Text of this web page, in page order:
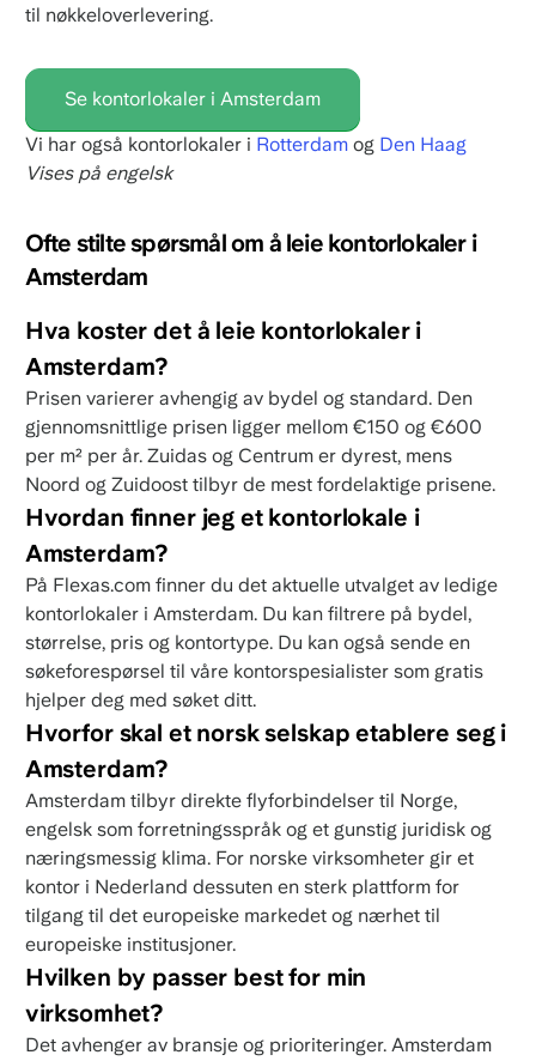
til nøkkeloverlevering.
Se kontorlokaler i Amsterdam
Vi har også kontorlokaler i Rotterdamog Den Haag
Vises på engelsk
Ofte stilte spørsmål om å leie kontorlokaler i
Amsterdam
Hva koster det å leie kontorlokaler i
Amsterdam?
Prisen varierer avhengig av bydel og standard. Den
gjennomsnittlige prisen ligger mellom €150 og €600
per m² per år. Zuidas og Centrum er dyrest, mens
Noord og Zuidoost tilbyr de mest fordelaktige prisene.
Hvordan finner jeg et kontorlokale i
Amsterdam?
På Flexas.com finner du det aktuelle utvalget av ledige
kontorlokaler i Amsterdam. Du kan filtrere på bydel,
størrelse, pris og kontortype. Du kan også sende en
søkeforespørsel til våre kontorspesialister som gratis
hjelper deg med søket ditt.
Hvorfor skal et norsk selskap etablere seg i
Amsterdam?
Amsterdam tilbyr direkte flyforbindelser til Norge,
engelsk som forretningsspråk og et gunstig juridisk og
næringsmessig klima. For norske virksomheter gir et
kontor i Nederland dessuten en sterk plattform for
tilgang til det europeiske markedet og nærhet til
europeiske institusjoner.
Hvilken by passer best for min
virksomhet?
Det avhenger av bransje og prioriteringer. Amsterdam